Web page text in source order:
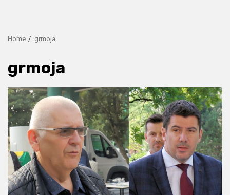
Home grmoja
grmoja